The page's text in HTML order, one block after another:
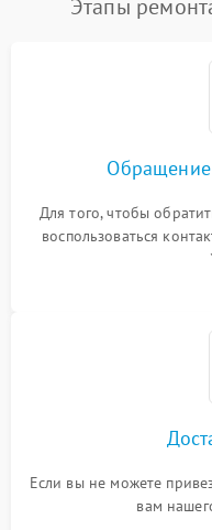
Этапы
Обращение
Для того, чтобы
воспользоваться
или оставить
Если вы не можете
вам